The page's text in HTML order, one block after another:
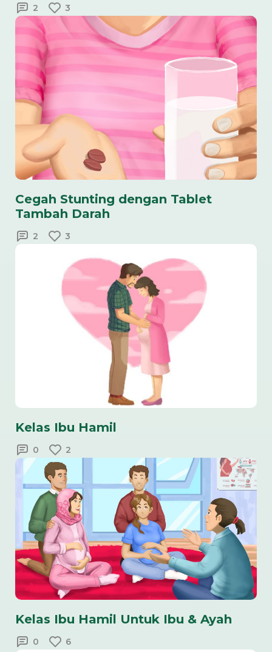
2 3
Cegah Stunting dengan Tablet
Tambah Darah
2 3
Kelas Ibu Hamil
0 2
Kelas Ibu Hamil Untuk Ibu & Ayah
0 6